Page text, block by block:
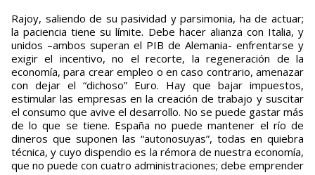
Rajoy, saliendo de su pasividad y parsimonia, ha de actuar;
la paciencia tiene su límite. Debe hacer alianza con Italia, y
unidos –ambos superan el PIB de Alemania- enfrentarse y
exigir el incentivo, no el recorte, la regeneración de la
economía, para crear empleo o en caso contrario, amenazar
con dejar el “dichoso” Euro. Hay que bajar impuestos,
estimular las empresas en la creación de trabajo y suscitar
el consumo que avive el desarrollo. No se puede gastar más
de lo que se tiene. España no puede mantener el río de
dineros que suponen las “autonosuyas”, todas en quiebra
técnica, y cuyo dispendio es la rémora de nuestra economía,
que no puede con cuatro administraciones; debe emprender